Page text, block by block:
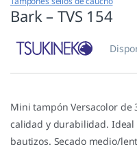
Bark – TVS 154
Mini tampón Versacolor de
calidad y durabilidad.
bautizos. Secado medio/